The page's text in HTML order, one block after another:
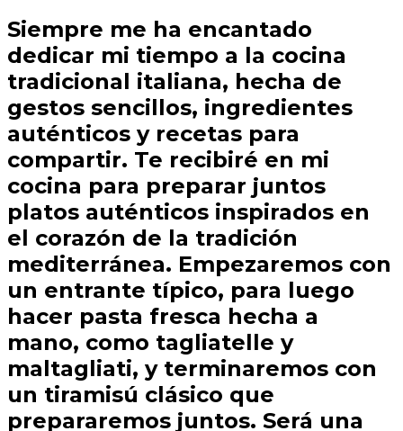
Siempre me ha encantado
dedicar mi tiempo a la cocina
tradicional italiana, hecha de
gestos sencillos, ingredientes
auténticos y recetas para
compartir. Te recibiré en mi
cocina para preparar juntos
platos auténticos inspirados en
el corazón de la tradición
mediterránea. Empezaremos con
un entrante típico, para luego
hacer pasta fresca hecha a
mano, como tagliatelle y
maltagliati, y terminaremos con
un tiramisú clásico que
prepararemos juntos. Será una